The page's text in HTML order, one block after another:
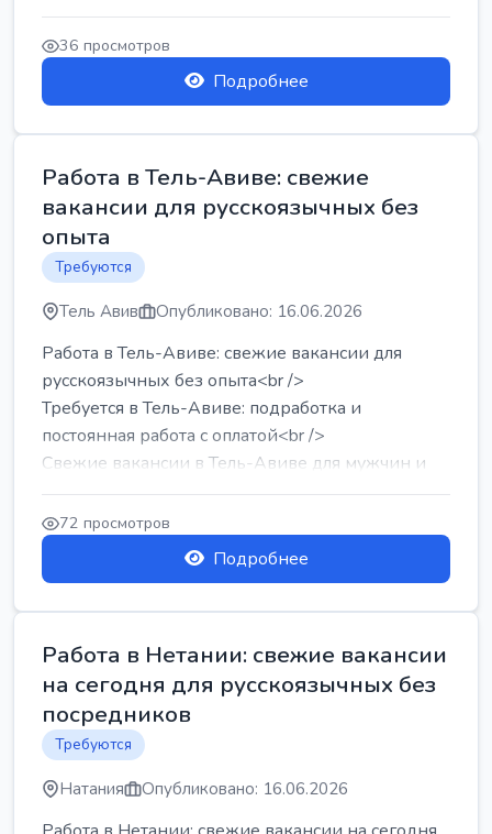
Работа в Нетании на мебельном производстве:
требу...
36 просмотров
Подробнее
Работа в Тель-Авиве: свежие
вакансии для русскоязычных без
опыта
Требуются
Тель Авив Опубликовано: 16.06.2026
Работа в Тель-Авиве: свежие вакансии для
русскоязычных без опыта<br />
Требуется в Тель-Авиве: подработка и
постоянная работа с оплатой<br />
Свежие вакансии в Тель-Авиве для мужчин и
женщин от хозя...
72 просмотров
Подробнее
Работа в Нетании: свежие вакансии
на сегодня для русскоязычных без
посредников
Требуются
Натания Опубликовано: 16.06.2026